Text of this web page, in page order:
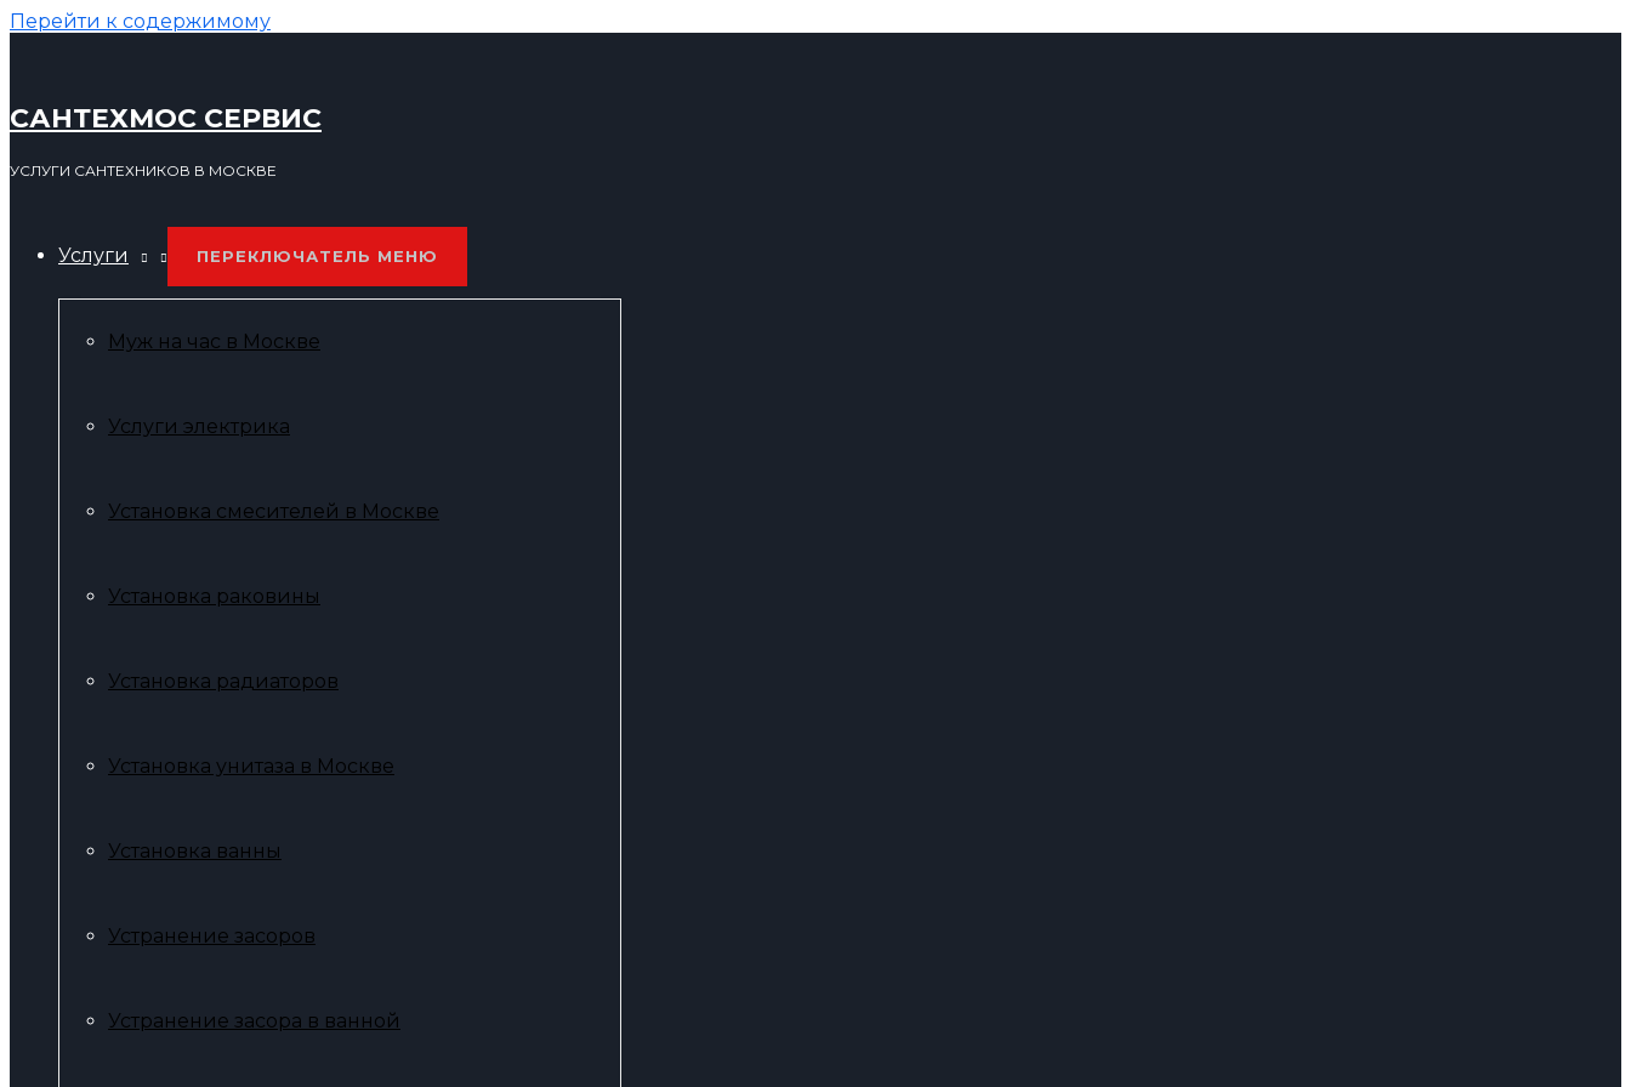
Перейти к содержимому
САНТЕХМОС СЕРВИС
УСЛУГИ САНТЕХНИКОВ В МОСКВЕ
Услуги ПЕРЕКЛЮЧАТЕЛЬ МЕНЮ
Муж на час в Москве
Услуги электрика
Установка смесителей в Москве
Установка раковины
Установка радиаторов
Установка унитаза в Москве
Установка ванны
Устранение засоров
Устранение засора в ванной